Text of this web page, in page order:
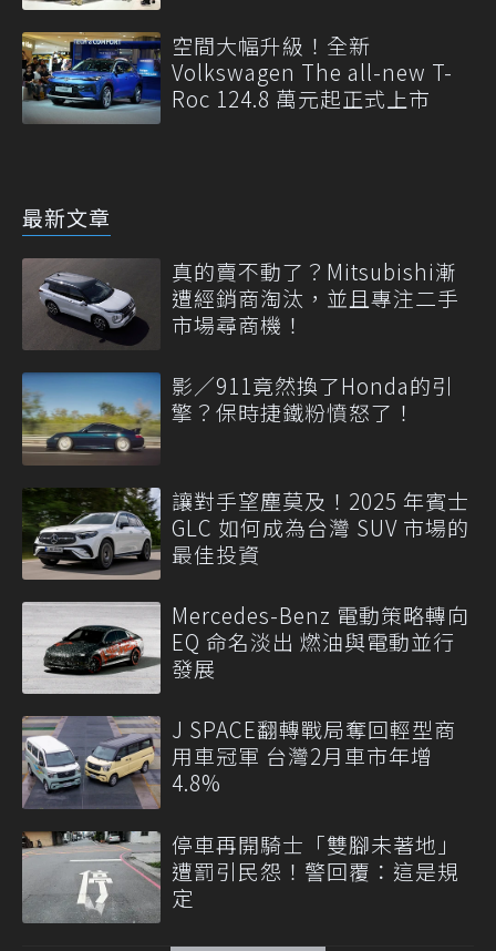
空間大幅升級！全新
Volkswagen The all-new T-
Roc 124.8 萬元起正式上市
最新文章
真的賣不動了？Mitsubishi漸
遭經銷商淘汰，並且專注二手
市場尋商機！
影／911竟然換了Honda的引
擎？保時捷鐵粉憤怒了！
讓對手望塵莫及！2025 年賓士
GLC 如何成為台灣 SUV 市場的
最佳投資
Mercedes-Benz 電動策略轉向
EQ 命名淡出 燃油與電動並行
發展
J SPACE翻轉戰局奪回輕型商
用車冠軍 台灣2月車市年增
4.8%
停車再開騎士「雙腳未著地」
遭罰引民怨！警回覆：這是規
定